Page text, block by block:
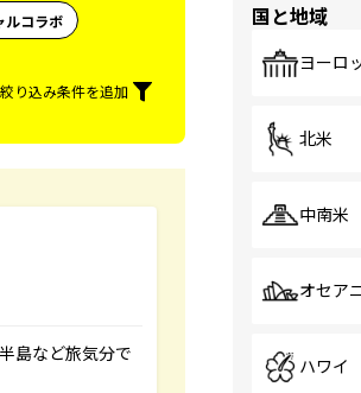
ルコラボ
絞り込み条件を追加
島など旅気分で
国と地域
ヨーロ
北米
中南米
オセア
ハワイ